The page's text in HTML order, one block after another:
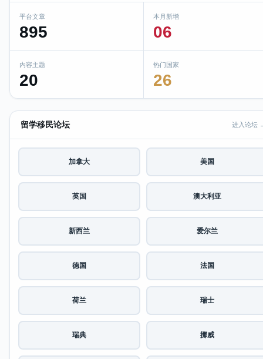
平台文章
895
本月新增
06
内容主题
20
热门国家
26
留学移民论坛 进入论坛
加拿大 美国
英国 澳大利亚
新西兰 爱尔兰
德国 法国
荷兰 瑞士
瑞典 挪威